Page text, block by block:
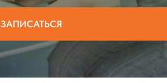
ЗАПИСАТЬСЯ